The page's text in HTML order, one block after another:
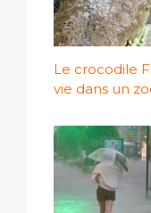
Le crocodile
vie dans un